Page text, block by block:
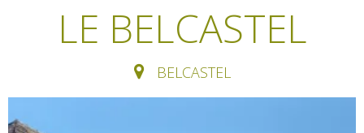
incontournables
Belcastel, village et château
Bournazel, village et château
En vélo, à vtt
Gîtes et locations
LE BELCASTEL
BELCASTEL